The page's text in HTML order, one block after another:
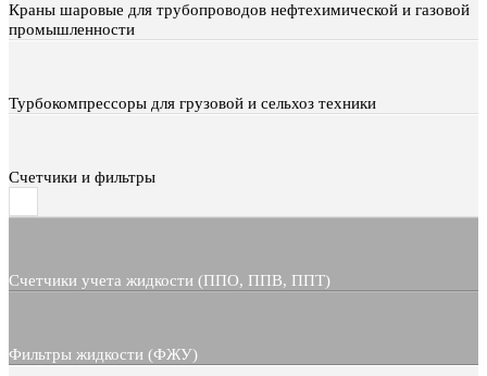
Краны шаровые для трубопроводов нефтехимической и газовой
промышленности
Турбокомпрессоры для грузовой и сельхоз техники
Счетчики и фильтры
Счетчики учета жидкости (ППО, ППВ, ППТ)
Фильтры жидкости (ФЖУ)